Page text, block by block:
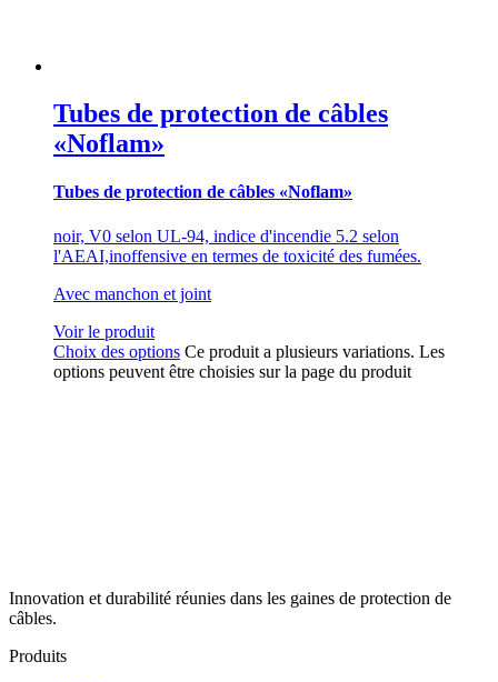
Tubes de protection de câbles
«Noflam»
Tubes de protection de câbles «Noflam»
noir, V0 selon UL-94, indice d'incendie 5.2 selon
l'AEAI,inoffensive en termes de toxicité des fumées.
Avec manchon et joint
Voir le produit
Choix des options Ce produit a plusieurs variations. Les
options peuvent être choisies sur la page du produit
Innovation et durabilité réunies dans les gaines de protection de
câbles.
Produits